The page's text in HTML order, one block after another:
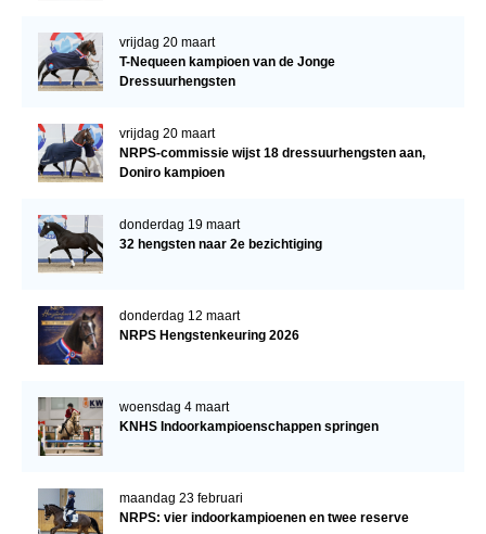
vrijdag 20 maart
T-Nequeen kampioen van de Jonge
Dressuurhengsten
vrijdag 20 maart
NRPS-commissie wijst 18 dressuurhengsten aan,
Doniro kampioen
donderdag 19 maart
32 hengsten naar 2e bezichtiging
donderdag 12 maart
NRPS Hengstenkeuring 2026
woensdag 4 maart
KNHS Indoorkampioenschappen springen
maandag 23 februari
NRPS: vier indoorkampioenen en twee reserve